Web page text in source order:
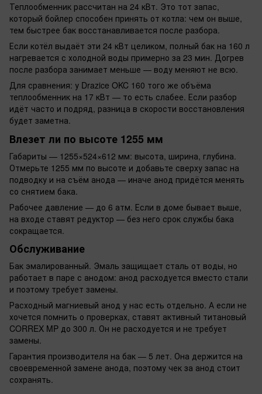
Теплообменник рассчитан на 24 кВт. Это тот запас,
который бойлер способен принять от котла: чем он выше,
тем быстрее бак восстанавливается после разбора.
Если котёл выдаёт эти 24 кВт целиком, полный бак на 160 л
нагревается с холодной воды примерно за 23 мин. Догрев
после разбора занимает меньше — воду меняют не всю.
Для сравнения: у Drazice OKC 160 того же объёма
теплообменник на 17 кВт — то есть слабее. Если разбор
идёт часто и подряд, разница в скорости восстановления
будет заметна.
Влезет ли по высоте 1255 мм
Габариты — 1255×524×612 мм: высота, ширина, глубина.
Отмерьте 1255 мм по высоте и добавьте сверху запас на
подводку и на съём анода — иначе анод придётся менять
со снятием бака.
Рабочее давление — до 6 атм. Если в доме бывает выше,
на входе ставят редуктор — без него срок службы бака
сокращается.
Обслуживание
Бак эмалированный. Эмаль защищает сталь от воды, но
работает в паре с анодом: анод расходуется вместо стали
и поэтому требует замены.
Расходный магниевый анод у нас есть отдельно. А если не
хочется помнить о проверках, ставят активный титановый
CORREX MP до 300 л. Он не расходуется и не требует
замены.
Гарантия производителя на бак — 5 лет. Она держится на
своевременной замене анода, поэтому чек за анод стоит
сохранять.